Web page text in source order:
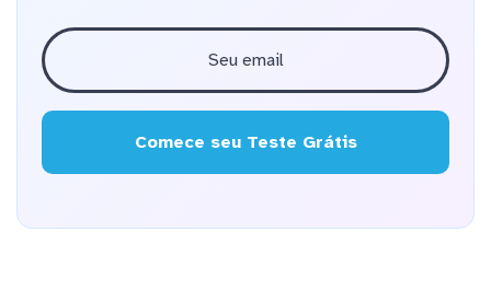
Comece seu Teste Grátis